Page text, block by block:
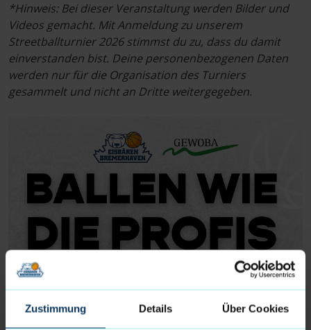
Zustimmung Details Über Cookies
*Hinweis: Bei dieser Veranstaltung werden Bilder und
Videos gemacht. Mit Anmeldung zu unserem
Streetballturnier 2026 stimmst du zu, dass du damit
einverstanden bist. Deine personenbezogenen Daten
werden nur für die Organisation des Turniers
gesammelt und nicht an Dritte weitergegeben.